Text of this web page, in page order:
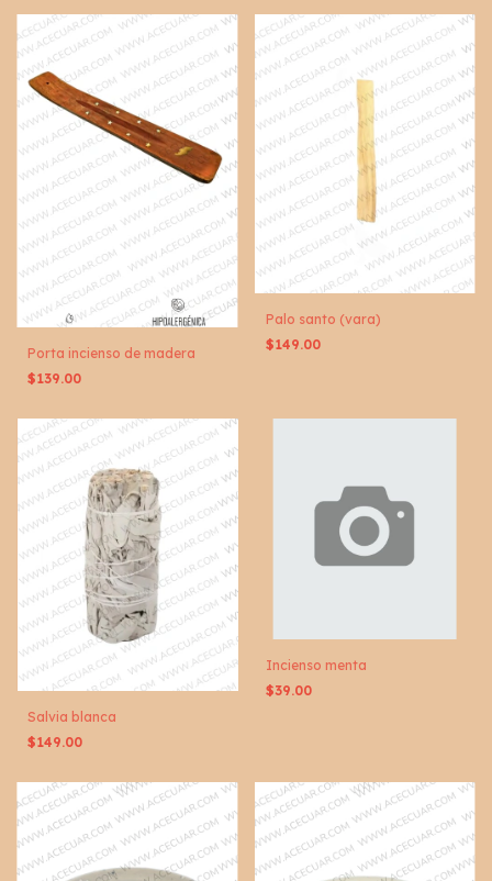
Porta incienso de madera
$139.00
Palo santo (vara)
$149.00
Salvia blanca
$149.00
Incienso menta
$39.00